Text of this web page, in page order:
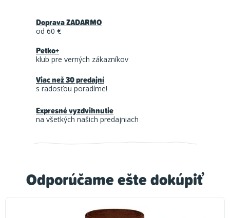
Odporúčame ešte dokúpiť
Doprava ZADARMO
od 60 €
Petko+
klub pre verných zákazníkov
Viac než 30 predajní
s radosťou poradíme!
Expresné vyzdvihnutie
na všetkých našich predajniach